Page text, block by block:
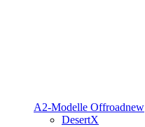
A2-Modelle Offroadnew
DesertX